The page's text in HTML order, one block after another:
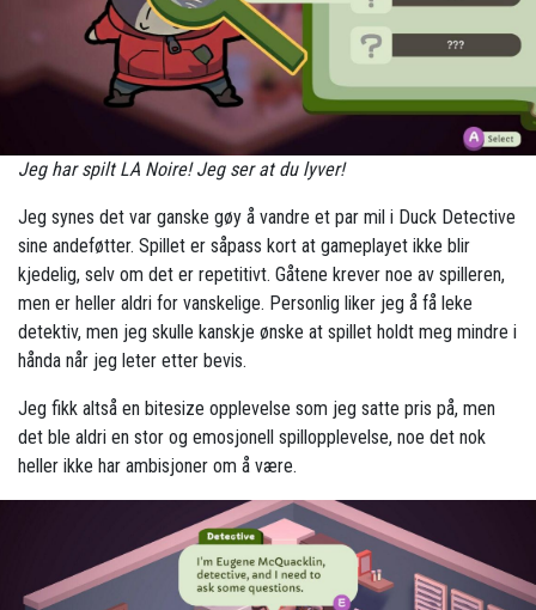
Jeg har spilt LA Noire! Jeg ser at du lyver!
Jeg synes det var ganske gøy å vandre et par mil i Duck Detective
sine andeføtter. Spillet er såpass kort at gameplayet ikke blir
kjedelig, selv om det er repetitivt. Gåtene krever noe av spilleren,
men er heller aldri for vanskelige. Personlig liker jeg å få leke
detektiv, men jeg skulle kanskje ønske at spillet holdt meg mindre i
hånda når jeg leter etter bevis.
Jeg fikk altså en bitesize opplevelse som jeg satte pris på, men
det ble aldri en stor og emosjonell spillopplevelse, noe det nok
heller ikke har ambisjoner om å være.